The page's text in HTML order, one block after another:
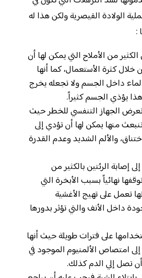
الولادة القيصرية ولكن هذا له
:
من الأملاح التي يمكن لها أن
كثرة الأستعمال، كما أنها
داخل الجسم ولا تجعله يخرج
يؤذي الجسم كثيراً.
الجهاز التنفسي للخطر حيث
منها يمكن لها أن تؤدي إلى
والألم الشديد وعدم القدرة
إصابة الرئتين بالكثير من
نهائياً بسبب الأبخرة التي
تعمل على تهيج الأغشية
داخل الأنف والتي تؤثر بدورها
على فترات طويلة حيث أنها
امتصاص الألمنيوم الموجود في
تصل إلي الدم كذلك.